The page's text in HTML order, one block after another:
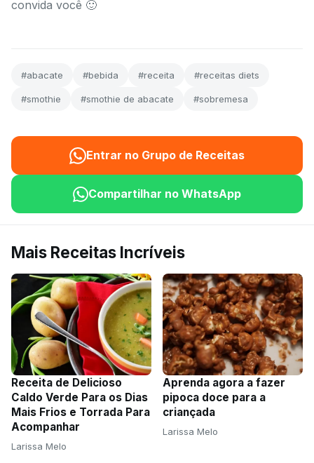
convida você 🙂
#abacate #bebida #receita #receitas diets
#smothie #smothie de abacate #sobremesa
Entrar no Grupo de Receitas
Compartilhar no WhatsApp
Mais Receitas Incríveis
Receita de Delicioso
Caldo Verde Para os Dias
Mais Frios e Torrada Para
Acompanhar
Larissa Melo
Aprenda agora a fazer
pipoca doce para a
criançada
Larissa Melo